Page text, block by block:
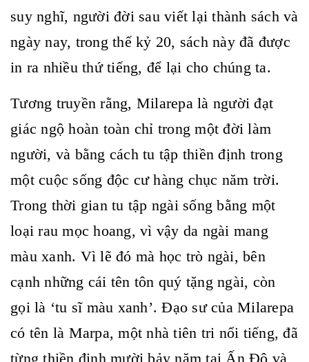
suy nghĩ, người đời sau viết lại thành sách và
ngày nay, trong thế kỷ 20, sách này đã được
in ra nhiều thứ tiếng, để lại cho chúng ta.
Tương truyền rằng, Milarepa là người đạt
giác ngộ hoàn toàn chỉ trong một đời làm
người, và bằng cách tu tập thiền định trong
một cuộc sống độc cư hàng chục năm trời.
Trong thời gian tu tập ngài sống bằng một
loại rau mọc hoang, vì vậy da ngài mang
màu xanh. Vì lẽ đó mà học trò ngài, bên
cạnh những cái tên tôn quý tặng ngài, còn
gọi là ‘tu sĩ màu xanh’. Đạo sư của Milarepa
có tên là Marpa, một nhà tiên tri nổi tiếng, đã
từng thiền định mười bảy năm tại Ấn Độ và